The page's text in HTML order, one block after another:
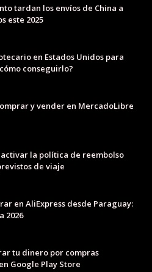
tardan los envíos de China a
este 2025
en Estados Unidos para
conseguirlo?
y vender en MercadoLibre
activar la política de reembolso
de viaje
en AliExpress desde Paraguay:
2026
tu dinero por compras
Google Play Store